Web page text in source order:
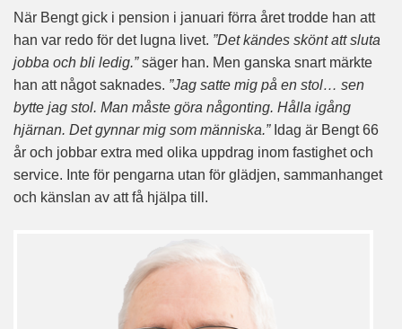
När Bengt gick i pension i januari förra året trodde han att
han var redo för det lugna livet. ”Det kändes skönt att sluta
jobba och bli ledig.”säger han. Men ganska snart märkte
han att något saknades. ”Jag satte mig på en stol… sen
bytte jag stol. Man måste göra någonting. Hålla igång
hjärnan. Det gynnar mig som människa.” Idag är Bengt 66
år och jobbar extra med olika uppdrag inom fastighet och
service. Inte för pengarna utan för glädjen, sammanhanget
och känslan av att få hjälpa till.